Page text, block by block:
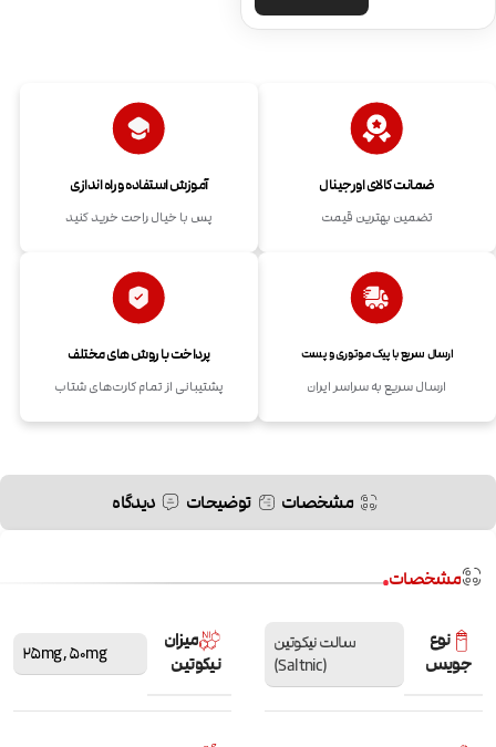
ضمانت کالای اورجینال
تضمین بهترین قیمت
آموزش استفاده و راه اندازی
پس با خیال راحت خرید کنید
ارسال سریع با پیک موتوری و پست
ارسال سریع به سراسر ایران
پرداخت با روش های مختلف
پشتیبانی از تمام کارت‌های شتاب
مشخصات توضیحات دیدگاه
مشخصات
نوع
جویس
سالت نیکوتین
(Saltnic)
میزان
نیکوتین
25mg,50mg